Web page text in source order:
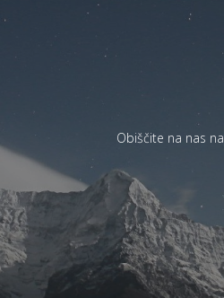
Obiščite na nas na